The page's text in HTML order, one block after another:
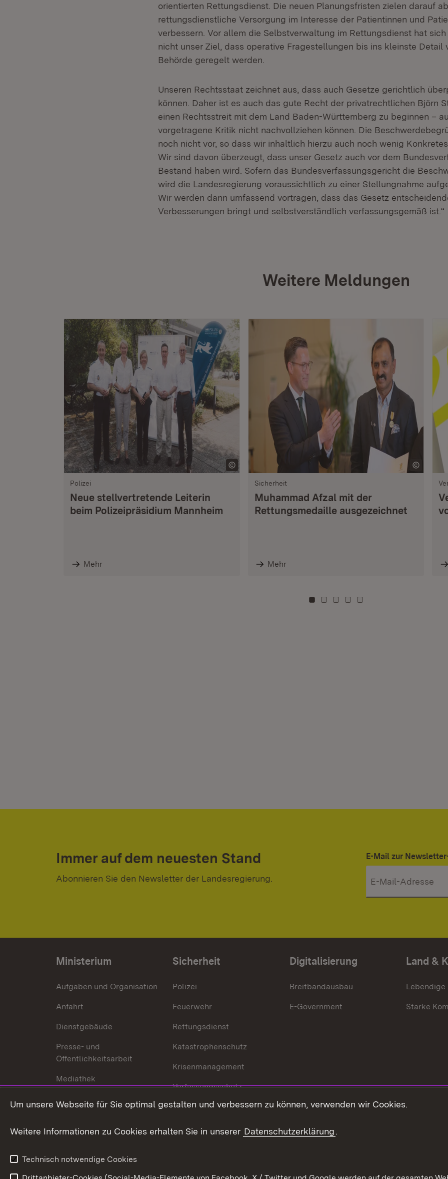
orientierten Rettungsdienst. Die neuen Planungsfristen zielen darauf
rettungsdienstliche Versorgung im Interesse der Patientinnen und
verbessern. Vor allem die Selbstverwaltung im Rettungsdienst hat
nicht unser Ziel, dass operative Fragestellungen bis ins kleinste Detail
Behörde geregelt werden.
Unseren Rechtsstaat zeichnet aus, dass auch Gesetze gerichtlich
können. Daher ist es auch das gute Recht der privatrechtlichen Björn
einen Rechtsstreit mit dem Land Baden-Württemberg zu beginnen –
vorgetragene Kritik nicht nachvollziehen können. Die
noch nicht vor, so dass wir inhaltlich hierzu auch noch wenig
Wir sind davon überzeugt, dass unser Gesetz auch vor dem
Bestand haben wird. Sofern das Bundesverfassungsgericht die
wird die Landesregierung voraussichtlich zu einer Stellungnahme
Wir werden dann umfassend vortragen, dass das Gesetz
Verbesserungen bringt und selbstverständlich verfassungsgemäß ist.“
Weitere Meldungen
Polizei
Neue stellvertretende Leiterin
beim Polizeipräsidium Mannheim
Mehr
Sicherheit
Muhammad Afzal mit der
Rettungsmedaille ausgezeichnet
Mehr
Zu Kachel: 0
Zu Kachel: 3
Zu Kachel: 6
Zu Kachel: 9
Zu Kachel: 12
Immer auf dem neuesten Stand
Abonnieren Sie den Newsletter der Landesregierung.
E-Mail zur
Ministerium
Aufgaben und Organisation
Anfahrt
Dienstgebäude
Presse- und
Öffentlichkeitsarbeit
Mediathek
Publikationen
Sicherheit
Polizei
Feuerwehr
Rettungsdienst
Katastrophenschutz
Krisenmanagement
Verfassungsschutz
Datenschutz
Glücksspielrecht
Digitalisierung
Breitbandausbau
E-Government
Land &
Lebendige
Starke
Um unsere Webseite für Sie optimal gestalten und verbessern zu können, verwenden wir Cookies.
Weitere Informationen zu Cookies erhalten Sie in unserer Datenschutzerklärung.
Technisch notwendige Cookies